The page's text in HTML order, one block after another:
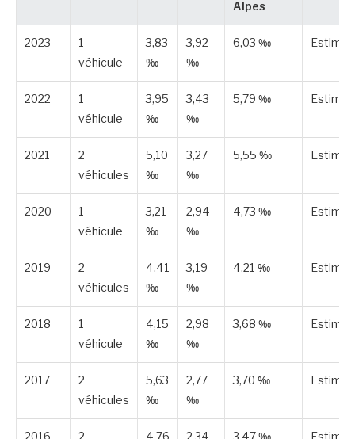
Alpes
2023
1
véhicule
3,83
‰
3,92
‰
6,03 ‰ Estimée
2022
1
véhicule
3,95
‰
3,43
‰
5,79 ‰ Estimée
2021
2
véhicules
5,10
‰
3,27
‰
5,55 ‰ Estimée
2020
1
véhicule
3,21
‰
2,94
‰
4,73 ‰ Estimée
2019
2
véhicules
4,41
‰
3,19
‰
4,21 ‰ Estimée
2018
1
véhicule
4,15
‰
2,98
‰
3,68 ‰ Estimée
2017
2
véhicules
5,63
‰
2,77
‰
3,70 ‰ Estimée